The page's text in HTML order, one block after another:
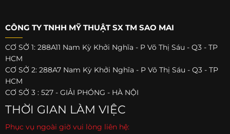
CÔNG TY TNHH MỸ THUẬT SX TM SAO MAI
CƠ SỞ 1: 288A11 Nam Kỳ Khởi Nghĩa - P Võ Thị Sáu - Q3 - TP
HCM
CƠ SỞ 2: 288A7 Nam Kỳ Khởi Nghĩa - P Võ Thị Sáu - Q3 - TP
HCM
CƠ SỞ 3 : 527 - GIẢI PHÓNG - HÀ NỘI
THỜI GIAN LÀM VIỆC
Phục vụ ngoài giờ vui lòng liên hệ: